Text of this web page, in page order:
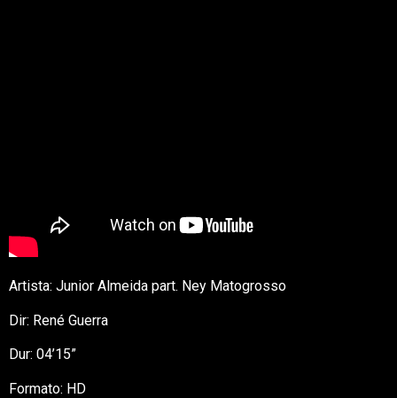
Artista: Junior Almeida part. Ney Matogrosso
Dir: René Guerra
Dur: 04’15”
Formato: HD